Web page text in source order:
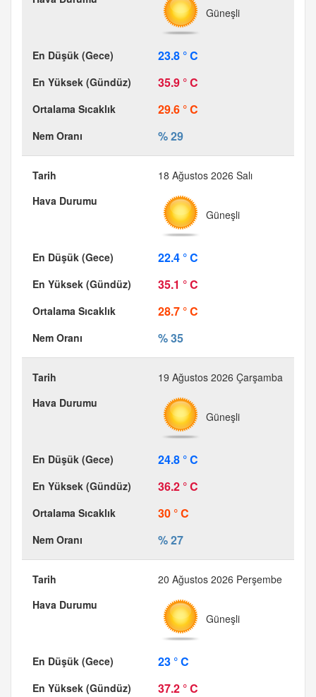
Güneşli
23.8 ° C
35.9 ° C
29.6 ° C
% 29
18 Ağustos 2026 Salı
Güneşli
22.4 ° C
35.1 ° C
28.7 ° C
% 35
19 Ağustos 2026 Çarşamba
Güneşli
24.8 ° C
36.2 ° C
30 ° C
% 27
20 Ağustos 2026 Perşembe
Güneşli
23 ° C
37.2 ° C